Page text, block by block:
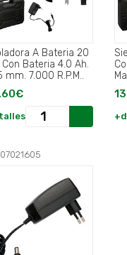
A Bateria 20
Con Bateria 4.0 Ah.
mm. 7.000 R.P.M..
6